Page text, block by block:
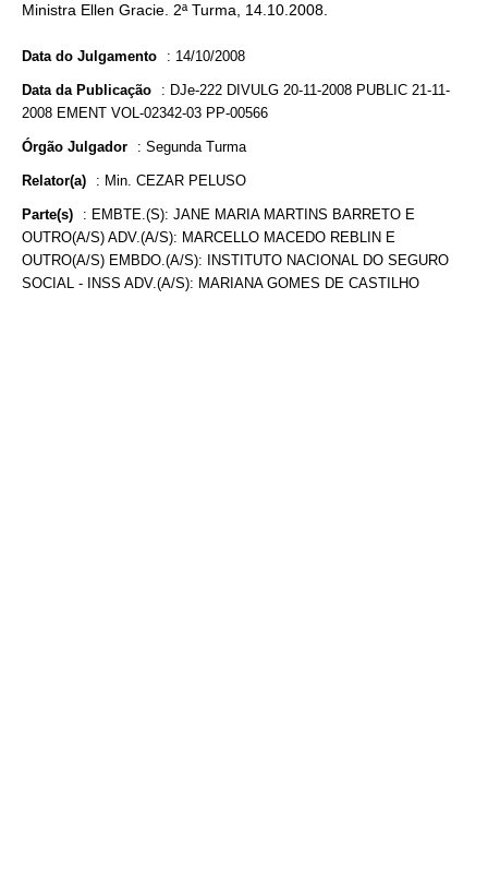
Ministra Ellen Gracie. 2ª Turma, 14.10.2008.
Data do Julgamento : 14/10/2008
Data da Publicação : DJe-222 DIVULG 20-11-2008 PUBLIC 21-11-
2008 EMENT VOL-02342-03 PP-00566
Órgão Julgador : Segunda Turma
Relator(a) : Min. CEZAR PELUSO
Parte(s) : EMBTE.(S): JANE MARIA MARTINS BARRETO E
OUTRO(A/S) ADV.(A/S): MARCELLO MACEDO REBLIN E
OUTRO(A/S) EMBDO.(A/S): INSTITUTO NACIONAL DO SEGURO
SOCIAL - INSS ADV.(A/S): MARIANA GOMES DE CASTILHO